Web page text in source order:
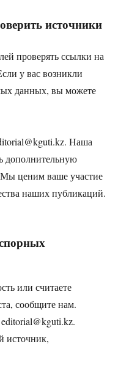
источники
проверять ссылки на
у вас возникли
данных, вы можете
. Наша
дополнительную
ценим ваше участие
наших публикаций.
или считаете
сообщите нам.
editorial@kguti.kz.
источник,